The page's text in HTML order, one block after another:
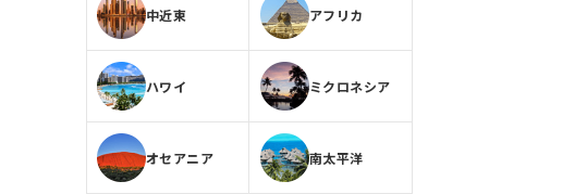
中近東 アフリカ
ハワイ ミクロネシア
オセアニア 南太平洋